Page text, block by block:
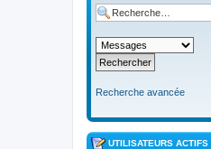
Recherche avancée
UTILISATEURS ACTIFS